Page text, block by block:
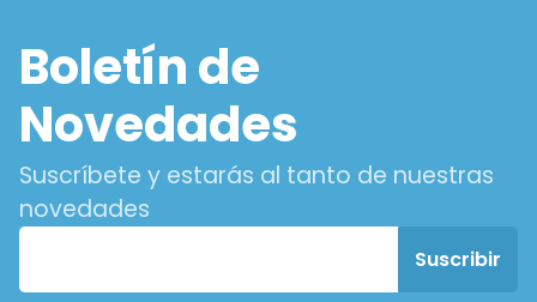
Boletín de
Novedades
Suscríbete y estarás al tanto de nuestras
novedades